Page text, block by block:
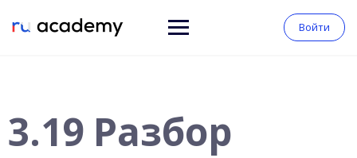
Войти
3.19 Разбор